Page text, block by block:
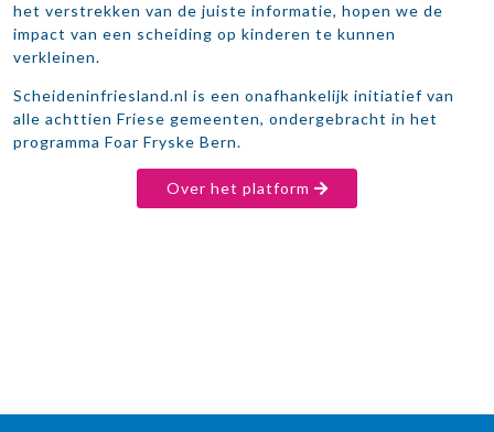
het verstrekken van de juiste informatie, hopen we de
impact van een scheiding op kinderen te kunnen
verkleinen.
Scheideninfriesland.nl is een onafhankelijk initiatief van
alle achttien Friese gemeenten, ondergebracht in het
programma Foar Fryske Bern.
Over het platform